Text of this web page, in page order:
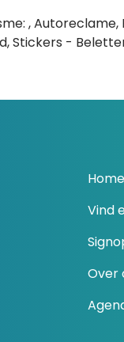
,
Stickers -
Home
Vind
Over